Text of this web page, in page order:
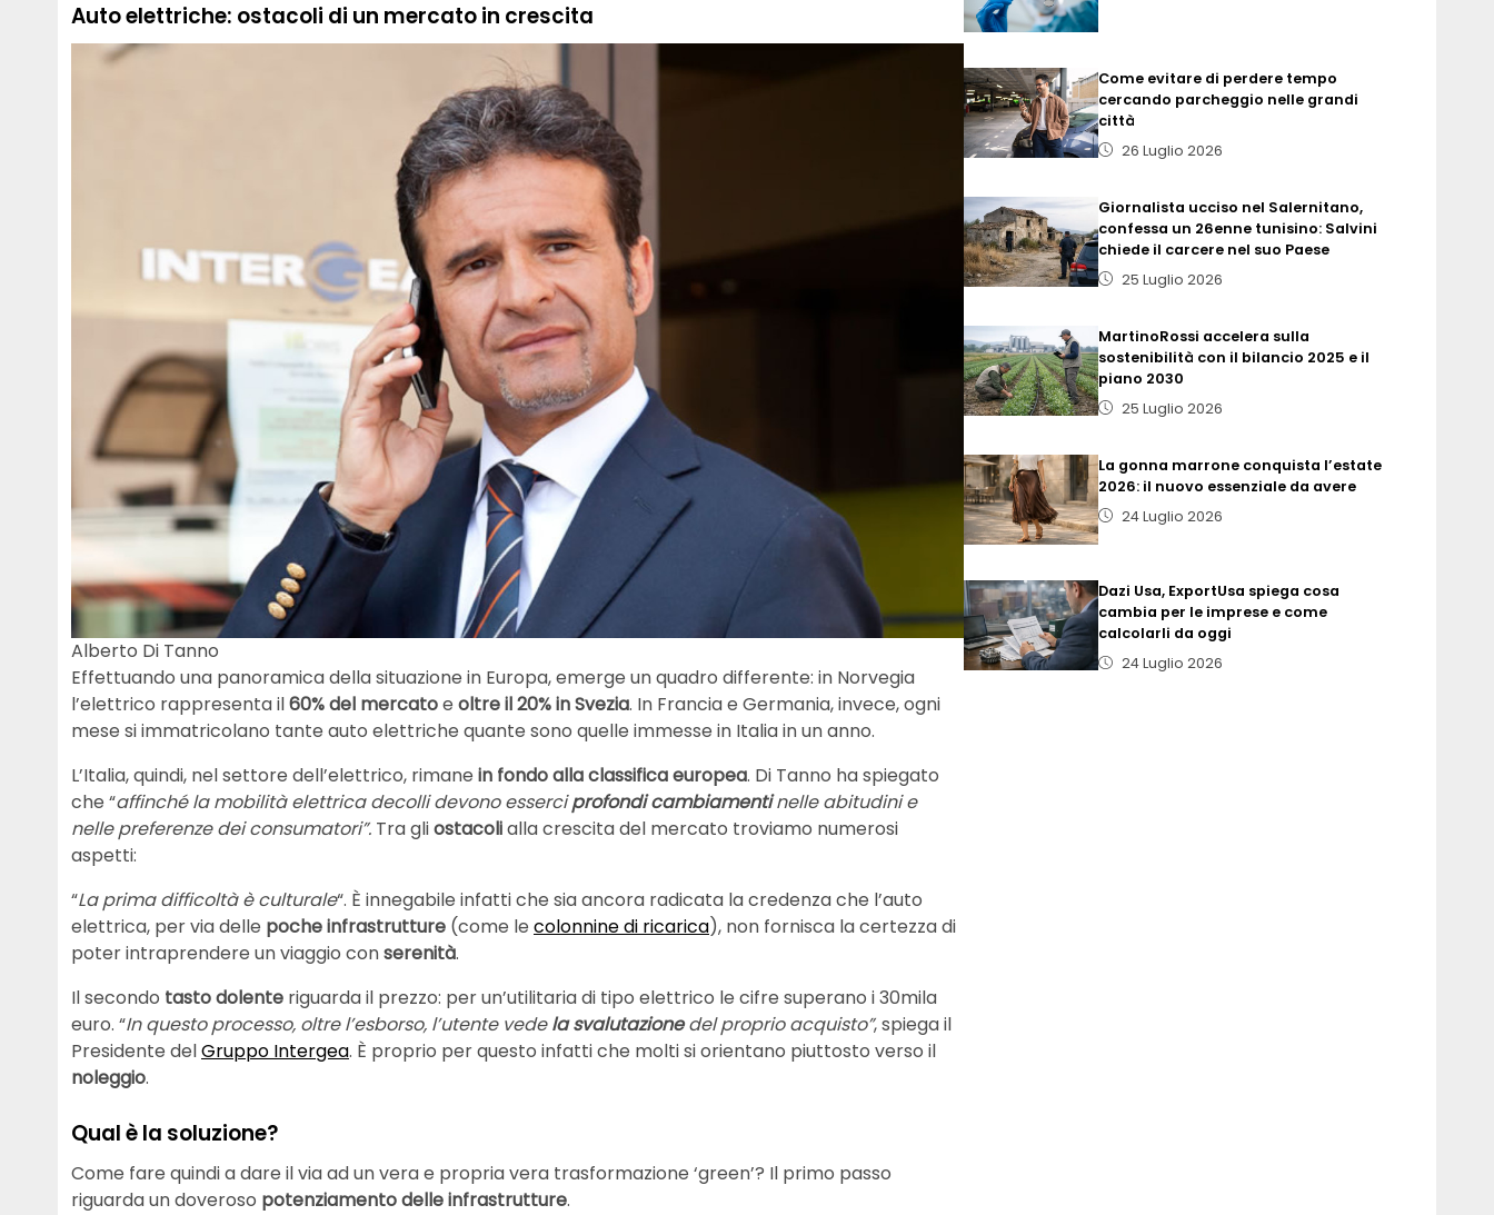
Auto elettriche: ostacoli di un mercato in crescita
Alberto Di Tanno
Effettuando una panoramica della situazione in Europa, emerge un quadro differente: in Norvegia
l’elettrico rappresenta il60% del mercatoe oltre il 20% in Svezia. In Francia e Germania, invece, ogni
mese si immatricolano tante auto elettriche quante sono quelle immesse in Italia in un anno.
L’Italia, quindi, nel settore dell’elettrico, rimane in fondo alla classifica europea. Di Tanno ha spiegato
che “affinché la mobilità elettrica decolli devono esserciprofondi cambiamentinelle abitudini e
nelle preferenze dei consumatori”. Tra gliostacolialla crescita del mercato troviamo numerosi
aspetti:
“La prima difficoltà è culturale“. È innegabile infatti che sia ancora radicata la credenza che l’auto
elettrica, per via delle poche infrastrutture (come le colonnine di ricarica), non fornisca la certezza di
poter intraprendere un viaggio conserenità.
Il secondo tasto dolente riguarda il prezzo: per un’utilitaria di tipo elettrico le cifre superano i 30mila
euro. “In questo processo, oltre l’esborso, l’utente vedela svalutazionedel proprio acquisto”, spiega il
Presidente delGruppo Intergea. È proprio per questo infatti che molti si orientano piuttosto verso il
noleggio.
Qual è la soluzione?
Come fare quindi a dare il via ad un vera e propria vera trasformazione ‘green’? Il primo passo
riguarda un doveroso potenziamento delle infrastrutture.
Come evitare di perdere tempo
cercando parcheggio nelle grandi
città
26 Luglio 2026
Giornalista ucciso nel Salernitano,
confessa un 26enne tunisino: Salvini
chiede il carcere nel suo Paese
25 Luglio 2026
MartinoRossi accelera sulla
sostenibilità con il bilancio 2025 e il
piano 2030
25 Luglio 2026
La gonna marrone conquista l’estate
2026: il nuovo essenziale da avere
24 Luglio 2026
Dazi Usa, ExportUsa spiega cosa
cambia per le imprese e come
calcolarli da oggi
24 Luglio 2026